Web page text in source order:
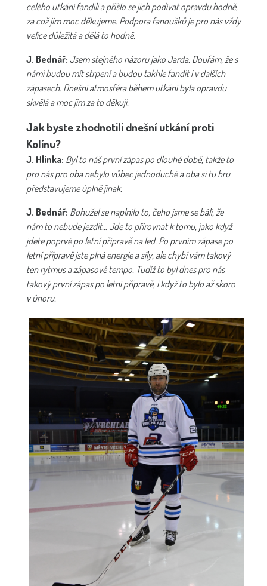
celého utkání fandili a přišlo se jich podívat opravdu hodně,
za což jim moc děkujeme. Podpora fanoušků je pro nás vždy
velice důležitá a dělá to hodně.
J. Bednář: Jsem stejného názoru jako Jarda. Doufám, že s
námi budou mít strpení a budou takhle fandit i v dalších
zápasech. Dnešní atmosféra během utkání byla opravdu
skvělá a moc jim za to děkuji.
Jak byste zhodnotili dnešní utkání proti
Kolínu?
J. Hlinka: Byl to náš první zápas po dlouhé době, takže to
pro nás pro oba nebylo vůbec jednoduché a oba si tu hru
představujeme úplně jinak.
J. Bednář: Bohužel se naplnilo to, čeho jsme se báli, že
nám to nebude jezdit… Jde to přirovnat k tomu, jako když
jdete poprvé po letní přípravě na led. Po prvním zápase po
letní přípravě jste plná energie a síly, ale chybí vám takový
ten rytmus a zápasové tempo. Tudíž to byl dnes pro nás
takový první zápas po letní přípravě, i když to bylo až skoro
v únoru.